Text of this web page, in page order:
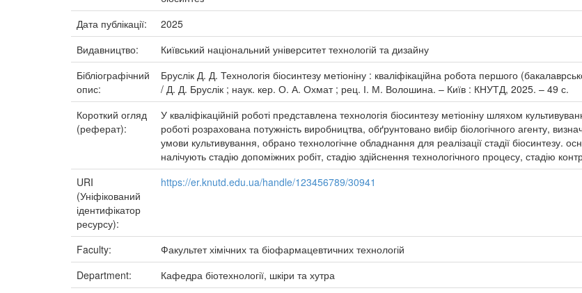
Дата публікації:
2025
Видавництво:
Київський національний університет технологій та дизайну
Бібліографічний
опис:
Бруслік Д. Д. Технологія біосинтезу метіоніну : кваліфікаційна робота першого
/ Д. Д. Бруслік ; наук. кер. О. А. Охмат ; рец. І. М. Волошина. – Київ : КНУТД, 2025. – 49 с.
Короткий огляд
(реферат):
У кваліфікаційній роботі представлена технологія біосинтезу метіоніну шляхом
роботі розрахована потужність виробництва, обґрунтовано вибір біологічного агенту,
умови культивування, обрано технологічне обладнання для реалізації стадії біосинтезу.
налічують стадію допоміжних робіт, стадію здійснення технологічного процесу, стадію
URI
(Уніфікований
ідентифікатор
ресурсу):
https://er.knutd.edu.ua/handle/123456789/30941
Faculty:
Факультет хімічних та біофармацевтичних технологій
Department:
Кафедра біотехнології, шкіри та хутра